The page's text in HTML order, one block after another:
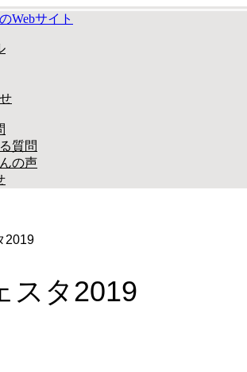
質問
の声
2019
スタ2019